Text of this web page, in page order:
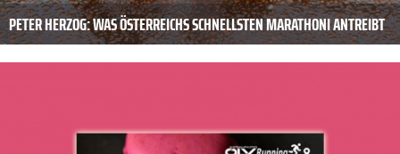
PETER HERZOG: WAS ÖSTERREICHS SCHNELLSTEN MARATHONI ANTREIBT